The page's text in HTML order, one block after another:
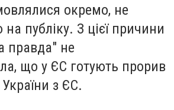
окремо, не
публіку. З цієї причини
правда" не
що у ЄС готують прорив
з ЄС.